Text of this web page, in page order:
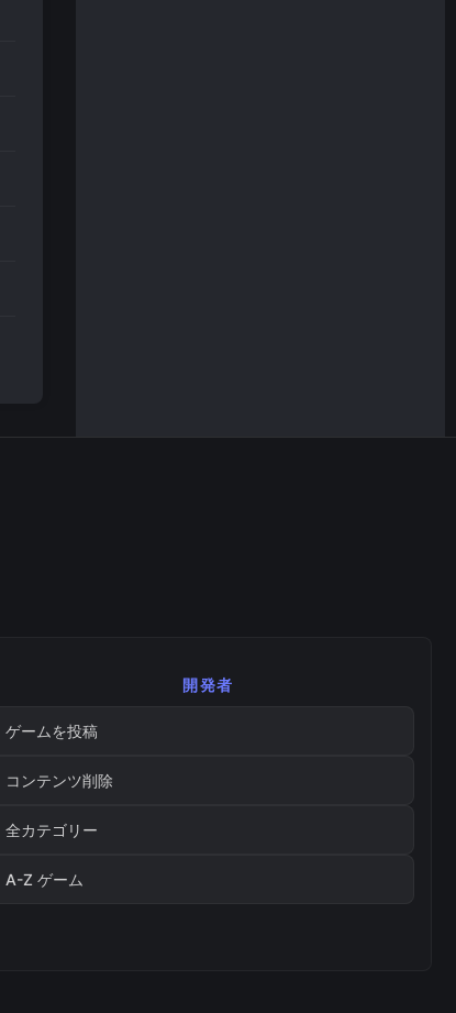
開発者
ゲームを投稿
コンテンツ削除
全カテゴリー
A-Z ゲーム